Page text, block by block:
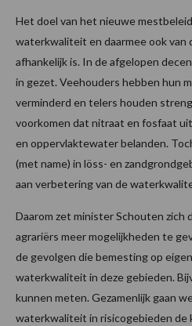
Het doel van het nieuwe
waterkwaliteit en daarmee ook van
afhankelijk is. In de afgelopen
in gezet. Veehouders hebben hun
verminderd en telers houden
voorkomen dat nitraat en fosfaat
en oppervlaktewater belanden.
(met name) in löss- en
aan verbetering van de
Daarom zet minister Schouten zich
agrariërs meer mogelijkheden te
de gevolgen die bemesting op
waterkwaliteit in deze gebieden.
kunnen meten. Gezamenlijk gaan
waterkwaliteit in risicogebieden de